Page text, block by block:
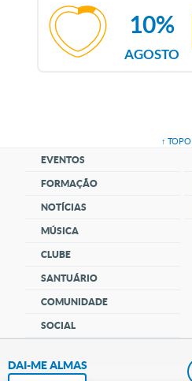
AGOSTO
10%
↑ TOPO
EVENTOS
FORMAÇÃO
NOTÍCIAS
MÚSICA
CLUBE
SANTUÁRIO
COMUNIDADE
SOCIAL
DAI-ME ALMAS